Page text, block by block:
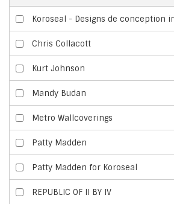
Koroseal - Designs de conception
Chris Collacott
Kurt Johnson
Mandy Budan
Metro Wallcoverings
Patty Madden
Patty Madden for Koroseal
REPUBLIC OF II BY IV